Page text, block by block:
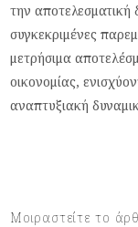
την αποτελεσματική
συγκεκριμένες
μετρήσιμα
οικονομίας,
αναπτυξιακή
Μοιραστείτε το